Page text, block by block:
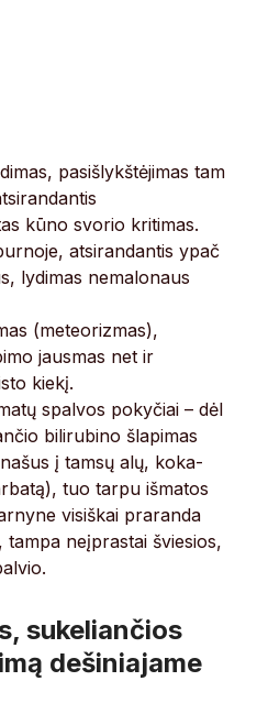
pasišlykštėjimas tam
kūno svorio kritimas.
atsirandantis ypač
lydimas nemalonaus
(meteorizmas),
jausmas net ir
kiekį.
spalvos pokyčiai – dėl
bilirubino šlapimas
į tamsų alų, koka-
tuo tarpu išmatos
visiškai praranda
neįprastai šviesios,
sukeliančios
dešiniajame